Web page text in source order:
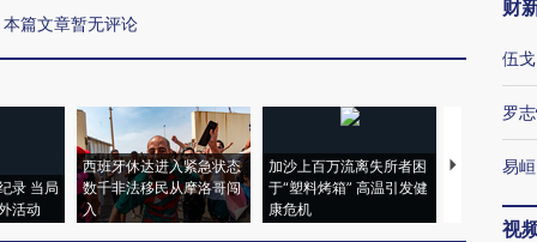
本篇文章暂无评论
录 当局
活动
西班牙休达进入紧急状态
数千非法移民从摩洛哥闯
入
加沙上百万流离失所者困
于“塑料烤箱” 高温引发健
康危机
视线｜
心“花钱找虐
财
伍戈
罗
易峘
视